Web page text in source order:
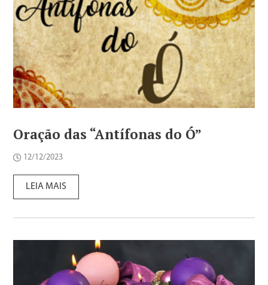
Oração das “Antífonas do Ó”
12/12/2023
LEIA MAIS